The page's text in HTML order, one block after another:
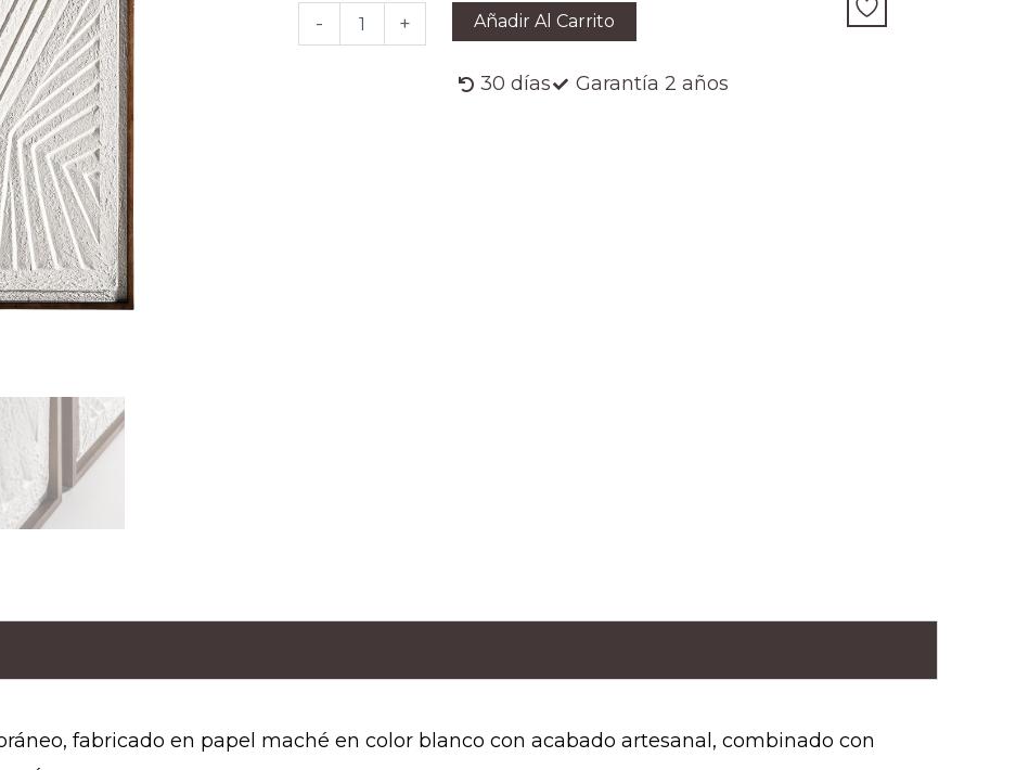
- + Añadir Al Carrito
30 días Garantía 2 años
fabricado en papel maché en color blanco con acabado artesanal, combinado con